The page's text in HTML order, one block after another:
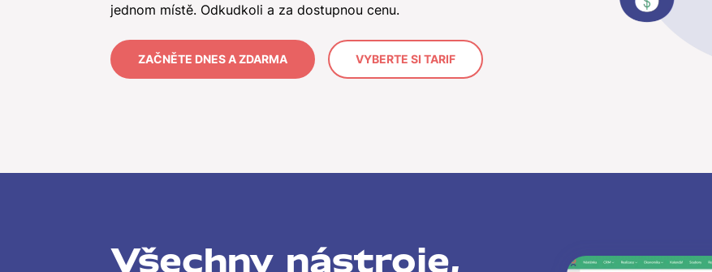
jednom místě. Odkudkoli a za dostupnou cenu.
ZAČNĚTE DNES A ZDARMA VYBERTE SI TARIF
Všechny nástroje,